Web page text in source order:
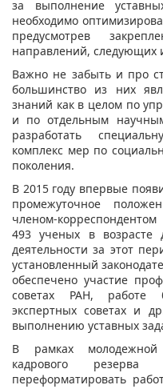
за выполнение
необходимо
предусмотрев
направлений, следующих
Важно не забыть и про
большинство из них
знаний как в целом по
и по отдельным
разработать
комплекс мер по
поколения.
В 2015 году впервые
промежуточное
членом-
493 ученых в возрасте
деятельности за этот
установленный
обеспечено участие
советах РАН, работе
экспертных советах и
выполнению уставных
В рамках
кадрового
переформатировать